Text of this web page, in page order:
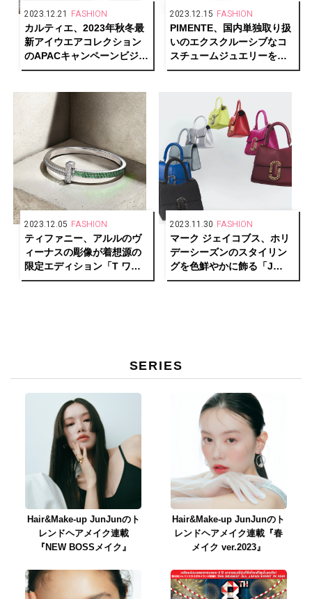
2023.12.21 FASHION
カルティエ、2023年秋冬最
新アイウエアコレクション
のAPACキャンペーンビジュ
アルを公開
2023.12.15 FASHION
PIMENTE、国内単独取り扱
いのエクスクルーシブなコ
スチュームジュエリーを発
売
2023.12.05 FASHION
ティファニー、アルルのヴ
ィーナスの彫像が着想源の
限定エディション「T ワン
ブレスレット＆バスト」を
2023.11.30 FASHION
マーク ジェイコブス、ホリ
デーシーズンのスタイリン
グを色鮮やかに飾る「J
MARC」ファミリーを展開
SERIES
Hair&Make-up JunJunのト
レンドヘアメイク連載
『NEW BOSSメイク』
Hair&Make-up JunJunのト
レンドヘアメイク連載『春
メイク ver.2023』